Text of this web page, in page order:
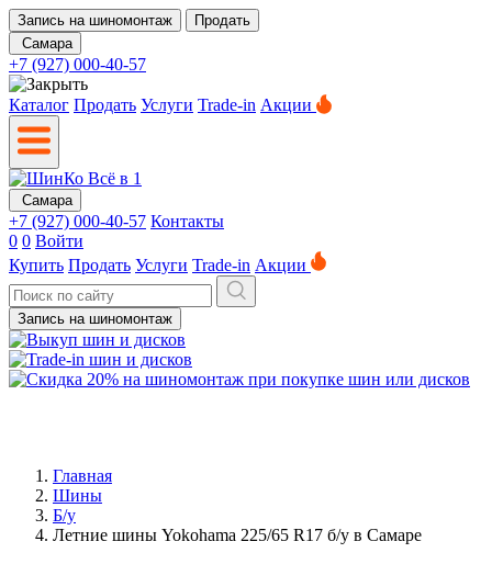
Запись на шиномонтаж
Продать
Самара
+7 (927) 000-40-57
Каталог Продать Услуги Trade-in Акции
Самара
+7 (927) 000-40-57 Контакты
0 0 Войти
Купить Продать Услуги Trade-in Акции
Запись на шиномонтаж
Главная
Шины
Б/у
Летние шины Yokohama 225/65 R17 б/у в Самаре